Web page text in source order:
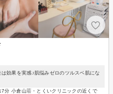
効果を実感♪肌悩みゼロのツルスベ肌にな
分 小倉山荘・とくいクリニックの近くで